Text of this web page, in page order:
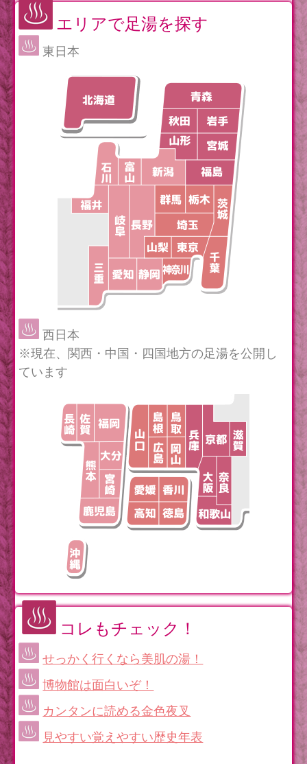
エリアで足湯を探す
東日本
西日本
※現在、関西・中国・四国地方の足湯を公開し
ています
コレもチェック！
せっかく行くなら美肌の湯！
博物館は面白いぞ！
カンタンに読める金色夜叉
見やすい覚えやすい歴史年表